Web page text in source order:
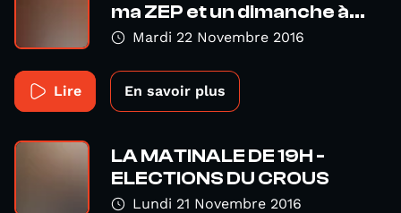
ma ZEP et un dimanche à...
Mardi 22 Novembre 2016
Lire En savoir plus
LA MATINALE DE 19H -
ELECTIONS DU CROUS
Lundi 21 Novembre 2016